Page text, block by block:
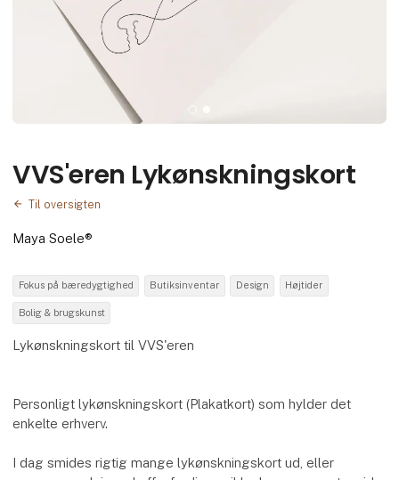
VVS'eren Lykønskningskort
Til oversigten
Maya Soele®
Fokus på bæredygtighed Butiksinventar Design Højtider
Bolig & brugskunst
Lykønskningskort til VVS'eren
Personligt lykønskningskort (Plakatkort) som hylder det
enkelte erhverv.
I dag smides rigtig mange lykønskningskort ud, eller